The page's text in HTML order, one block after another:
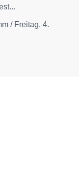
/ Freitag, 4.